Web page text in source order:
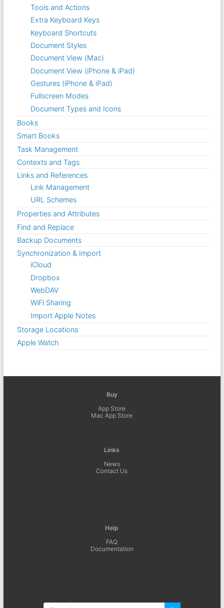
Tools and Actions
Extra Keyboard Keys
Keyboard Shortcuts
Document Styles
Document View (Mac)
Document View (iPhone & iPad)
Gestures (iPhone & iPad)
Fullscreen Modes
Document Types and Icons
Books
Smart Books
Task Management
Contexts and Tags
Links and References
Link Management
URL Schemes
Properties and Attributes
Find and Replace
Backup Documents
Synchronization & Import
iCloud
Dropbox
WebDAV
WiFi Sharing
Import Apple Notes
Storage Locations
Apple Watch
Buy
App Store
Mac App Store
Links
News
Contact Us
Help
FAQ
Documentation